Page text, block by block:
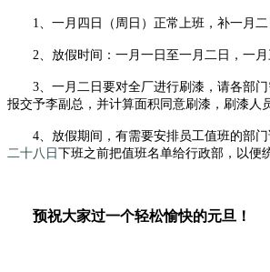
1、一月四日（周日）正常上班，补一月二
2、放假时间：一月一日至一月二日，一月
3、一月二日要对全厂进行刷漆，请各部门
报交予李副总，并计算面积同意刷漆，刷漆人
4、放假期间，有需要安排员工值班的部门
二十八日 下班之前把值班名单给行政部，以便
预祝大家过一个轻松愉快的元旦！